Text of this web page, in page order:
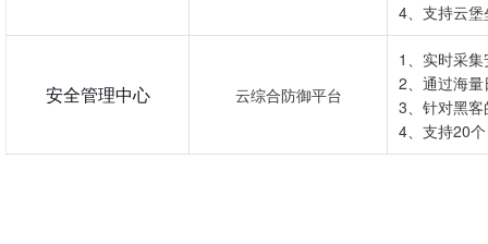
4、支持云
安全管理中心 云综合防御平台
1、实时采
2、通过海
3、针对黑
4、支持20